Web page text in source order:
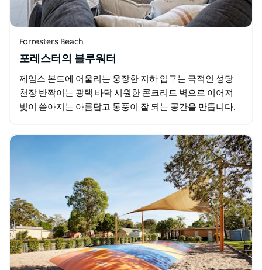
Forresters Beach
포레스터의 블루워터
제임스 본드에 어울리는 웅장한 지하 입구는 극적인 성당
천장 반짝이는 광택 바닥 시원한 콘크리트 벽으로 이어져
빛이 쏟아지는 아름답고 통풍이 잘 되는 공간을 만듭니다.